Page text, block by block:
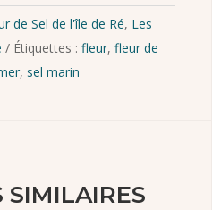
de Sel de l'île de Ré, Les
Étiquettes : fleur, fleur de
, sel marin
SIMILAIRES